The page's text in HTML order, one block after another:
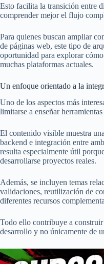
Esto facilita la transición entre
comprender mejor el flujo
Para quienes buscan ampliar
de páginas web, este tipo de
oportunidad para explorar
muchas plataformas actuales.
Un enfoque orientado a la
Uno de los aspectos más
limitarse a enseñar
El contenido visible muestra
backend e integración entre
resulta especialmente útil
desarrollarse proyectos reales.
Además, se incluyen temas
validaciones, reutilización de
diferentes recursos
Todo ello contribuye a
desarrollo y no únicamente de